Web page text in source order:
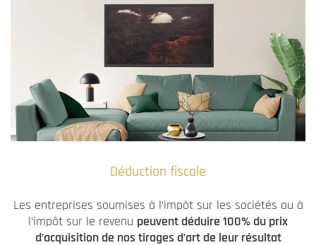
Déduction fiscale
Les entreprises soumises à l’impôt sur les sociétés ou à
l’impôt sur le revenu peuvent déduire 100% du prix
d’acquisition de nos tirages d’art de leur résultat